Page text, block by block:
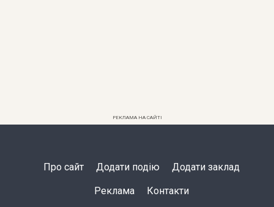
РЕКЛАМА НА САЙТІ
Про сайт Додати подію Додати заклад
Реклама Контакти